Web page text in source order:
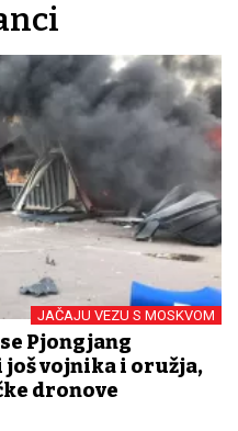
JAČAJU VEZU S MOSKVOM
Pjongjang
vojnika i oružja,
dronove